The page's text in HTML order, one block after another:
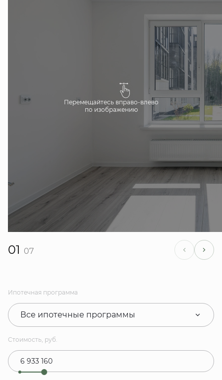
Перемещайтесь вправо-влево
по изображению
01 07
Ипотечная программа
Все ипотечные программы
Стоимость, руб.